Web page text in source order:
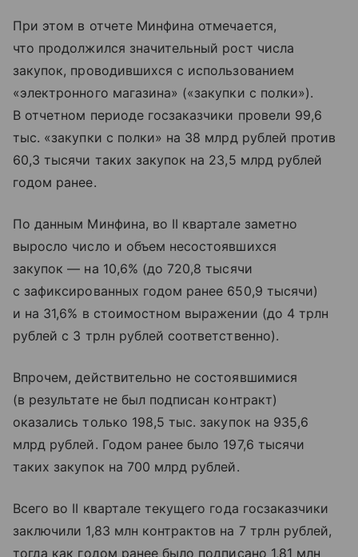
При этом в отчете Минфина отмечается,
что продолжился значительный рост числа
закупок, проводившихся с использованием
«электронного магазина» («закупки с полки»).
В отчетном периоде госзаказчики провели 99,6
тыс. «закупки с полки» на 38 млрд рублей против
60,3 тысячи таких закупок на 23,5 млрд рублей
годом ранее.
По данным Минфина, во II квартале заметно
выросло число и объем несостоявшихся
закупок — на 10,6% (до 720,8 тысячи
с зафиксированных годом ранее 650,9 тысячи)
и на 31,6% в стоимостном выражении (до 4 трлн
рублей с 3 трлн рублей соответственно).
Впрочем, действительно не состоявшимися
(в результате не был подписан контракт)
оказались только 198,5 тыс. закупок на 935,6
млрд рублей. Годом ранее было 197,6 тысячи
таких закупок на 700 млрд рублей.
Всего во II квартале текущего года госзаказчики
заключили 1,83 млн контрактов на 7 трлн рублей,
тогда как годом ранее было подписано 1,81 млн